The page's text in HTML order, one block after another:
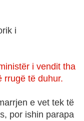
i
i vendit tha
rrugë të duhur.
e vet tek të
por ishin parapa